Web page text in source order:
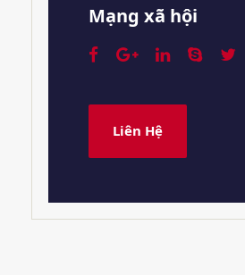
Mạng xã hội
Liên Hệ